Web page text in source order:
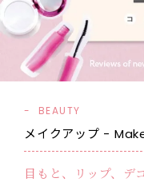
BEAUTY
メイクアップ -
目もと、リップ、デ